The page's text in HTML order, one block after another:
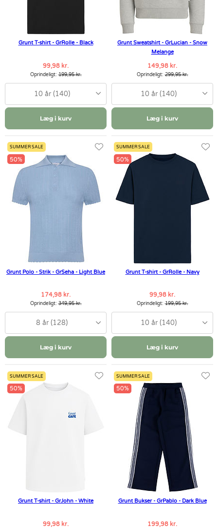
Grunt T-shirt - GrRolle - Black
99,98 kr.
Oprindeligt:199,95 kr.
10 år (140)
Læg i kurv
Grunt Sweatshirt - GrLucian - Snow
Melange
149,98 kr.
Oprindeligt:299,95 kr.
10 år (140)
Læg i kurv
SUMMER SALE
50%
Grunt Polo - Strik - GrSeha - Light Blue
174,98 kr.
Oprindeligt:349,95 kr.
8 år (128)
Læg i kurv
SUMMER SALE
50%
Grunt T-shirt - GrRolle - Navy
99,98 kr.
Oprindeligt:199,95 kr.
10 år (140)
Læg i kurv
SUMMER SALE
50%
Grunt T-shirt - GrJohn - White
99,98 kr.
SUMMER SALE
50%
Grunt Bukser - GrPablo - Dark Blue
199,98 kr.